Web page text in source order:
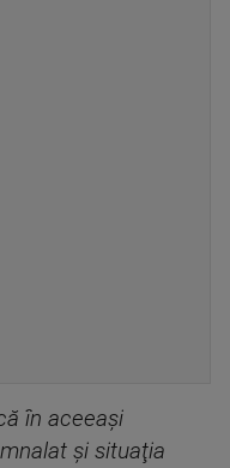
în aceeaşi
şi situaţia